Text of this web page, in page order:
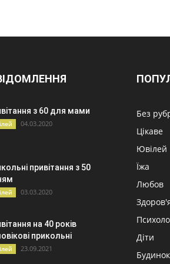
з 60 для мами
04.03.2020
привітання з 50
03.03.2020
на 40 років
прикольні
23.09.2021
Без
Цікаве
Ювілей
Їжа
Любов
Діти
Будинок